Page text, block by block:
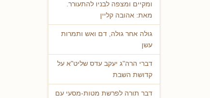
ומקיים ומצפה לבניו להתעורר.
מאת: אהובה קליין
גולה אחר גולה, דם ואש ותמרות
עשן
דברי הרה"ג יעקב עדס שליט"א על
קדושת השבת
דבר תורה לפרשת מטות-מסעי עם